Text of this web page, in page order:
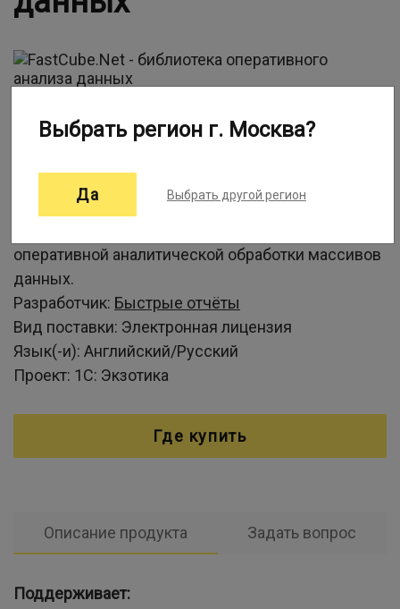
Информация о программе:
анализировать данные, формировать сводные
оперативной аналитической обработки массивов
данных.
Разработчик: Быстрые отчёты
Вид поставки: Электронная лицензия
Язык(-и): Английский/Русский
Проект: 1С: Экзотика
Где купить
Описание продукта Задать вопрос
Поддерживает:
Выбрать регион г. Москва?
Да Выбрать другой регион